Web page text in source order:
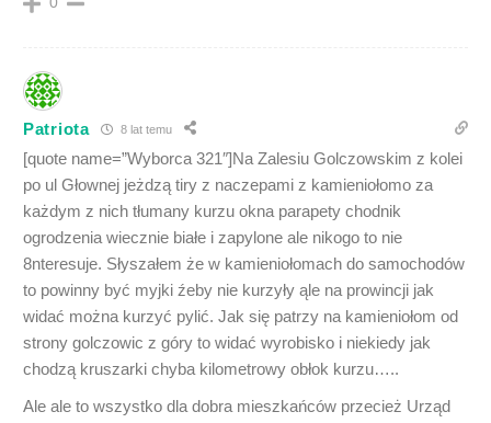
Patriota 8 lat temu
[quote name=”Wyborca 321″]Na Zalesiu Golczowskim z kolei
po ul Głownej jeżdzą tiry z naczepami z kamieniołomo za
każdym z nich tłumany kurzu okna parapety chodnik
ogrodzenia wiecznie białe i zapylone ale nikogo to nie
8nteresuje. Słyszałem że w kamieniołomach do samochodów
to powinny być myjki źeby nie kurzyły ąle na prowincji jak
widać można kurzyć pylić. Jak się patrzy na kamieniołom od
strony golczowic z góry to widać wyrobisko i niekiedy jak
chodzą kruszarki chyba kilometrowy obłok kurzu…..
Ale ale to wszystko dla dobra mieszkańców przecież Urząd